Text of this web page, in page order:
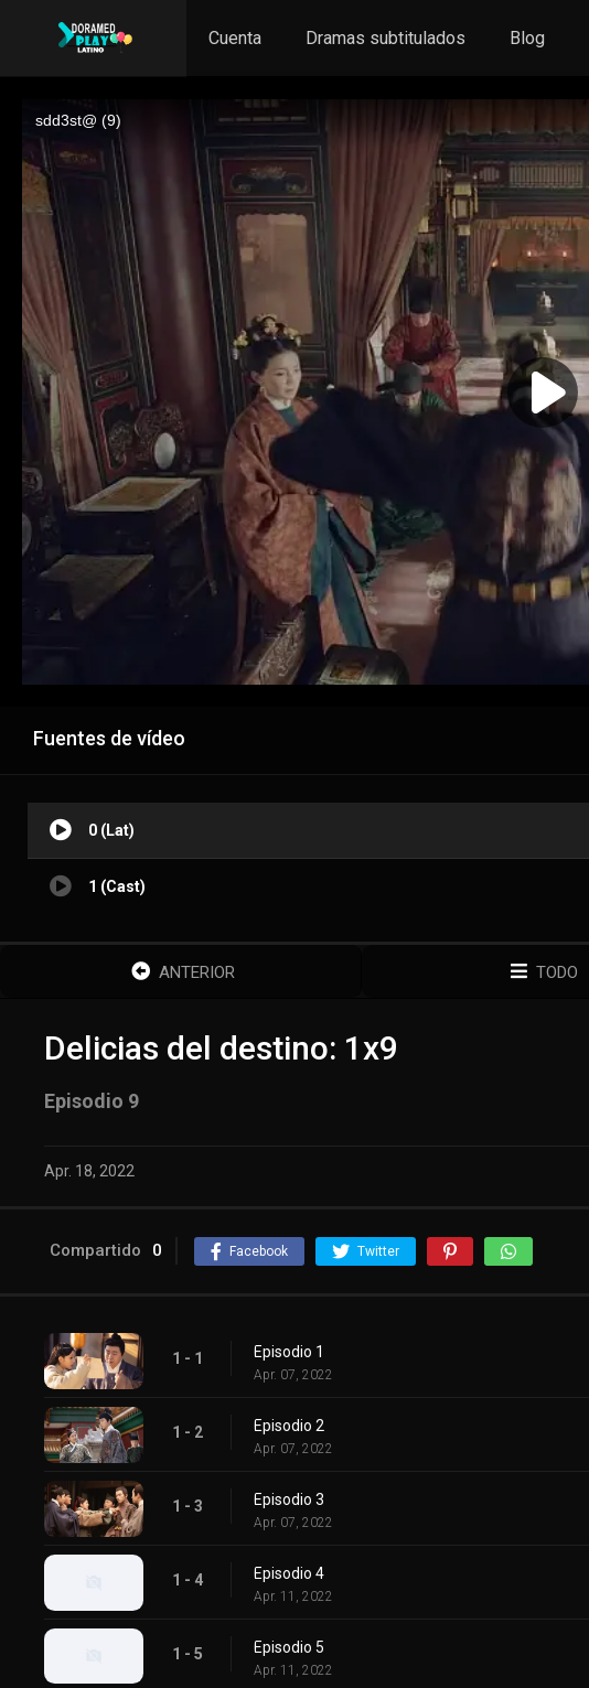
Cuenta Dramas subtitulados Blog
Fuentes de vídeo
0 (Lat)
1 (Cast)
ANTERIOR TODO
Delicias del destino: 1x9
Episodio 9
Apr. 18, 2022
Compartido 0 Facebook Twitter
1 - 1 Episodio 1
Apr. 07, 2022
1 - 2 Episodio 2
Apr. 07, 2022
1 - 3 Episodio 3
Apr. 07, 2022
1 - 4 Episodio 4
Apr. 11, 2022
1 - 5 Episodio 5
Apr. 11, 2022